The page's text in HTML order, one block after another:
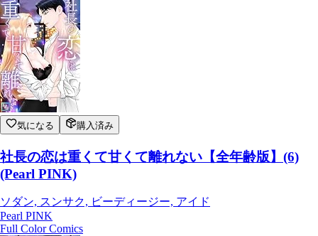
気になる 購入済み
社長の恋は重くて甘くて離れない【全年齢版】(6)
(Pearl PINK)
ソダン, スンサク, ビーディージー, アイド
Pearl PINK
Full Color Comics